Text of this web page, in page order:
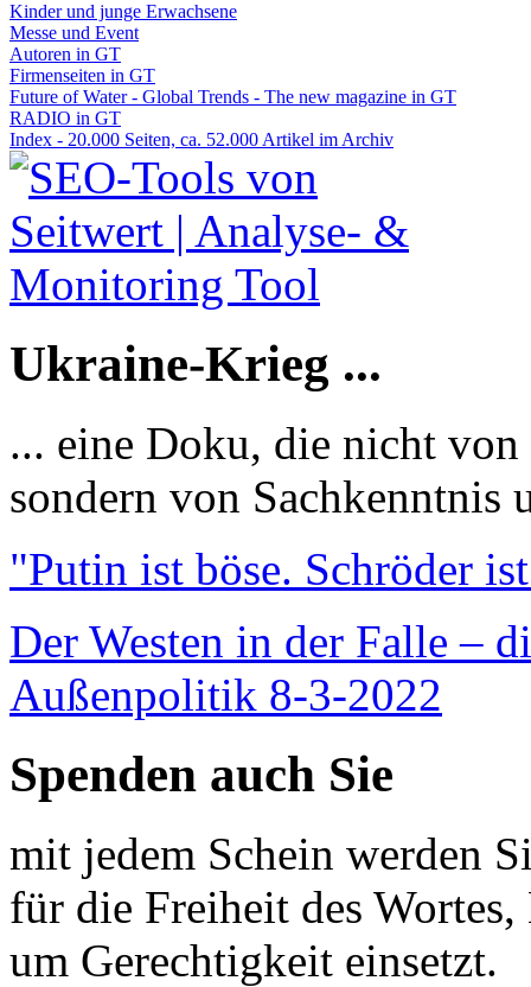
Kinder und junge Erwachsene
Messe und Event
Autoren in GT
Firmenseiten in GT
Future of Water - Global Trends - The new magazine in GT
RADIO in GT
Index - 20.000 Seiten, ca. 52.000 Artikel im Archiv
Ukraine-Krieg ...
... eine Doku, die nicht
sondern von Sachkenntnis
"Putin ist böse. Schröder
Der Westen in der Falle –
Außenpolitik 8-3-2022
Spenden auch Sie
mit jedem Schein werden
für die Freiheit des
um Gerechtigkeit einsetzt.